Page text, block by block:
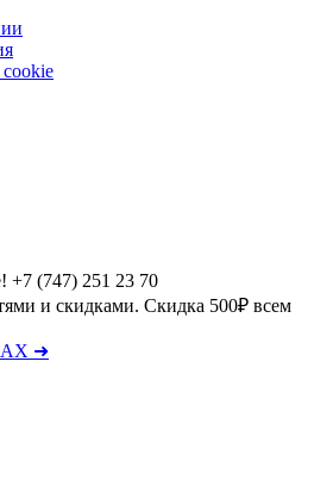
+7 (747) 251 23 70
и скидками. Скидка 500₽ всем
➜